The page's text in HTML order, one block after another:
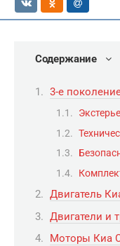
Содержание
3-е
Двигатель
Двигатели и
Моторы Киа